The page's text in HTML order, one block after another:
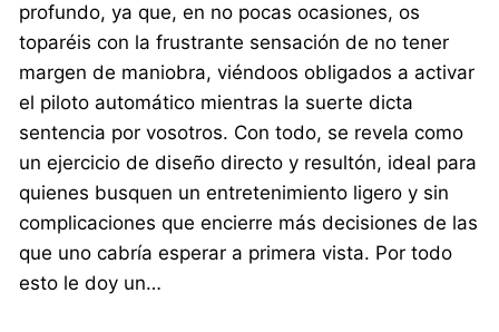
profundo, ya que, en no pocas ocasiones, os
toparéis con la frustrante sensación de no tener
margen de maniobra, viéndoos obligados a activar
el piloto automático mientras la suerte dicta
sentencia por vosotros. Con todo, se revela como
un ejercicio de diseño directo y resultón, ideal para
quienes busquen un entretenimiento ligero y sin
complicaciones que encierre más decisiones de las
que uno cabría esperar a primera vista. Por todo
esto le doy un…